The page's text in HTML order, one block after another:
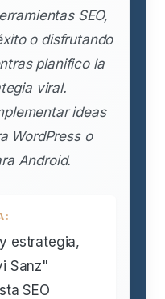
SEO,
o disfrutando
planifico la
viral.
ideas
WordPress o
Android.
estrategia,
Sanz"
SEO